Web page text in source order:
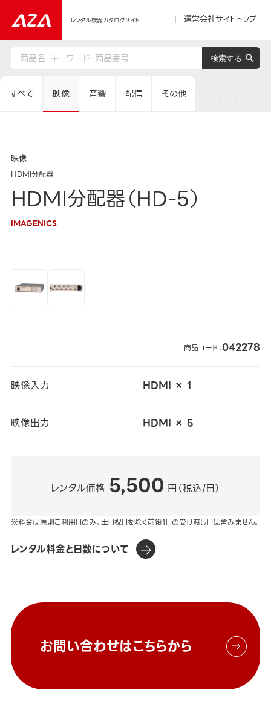
レンタル機器カタログサイト 運営会社サイトトップ
すべて 映像 音響 配信 その他
映像
HDMI分配器
HDMI分配器（HD-5）
IMAGENICS
商品コード：042278
映像入力 HDMI × 1
映像出力 HDMI × 5
レンタル価格 5,500 円（税込/日）
※料金は原則ご利用日のみ。土日祝日を除く前後1日の受け渡し日は含みません。
レンタル料金と日数について
お問い合わせはこちらから